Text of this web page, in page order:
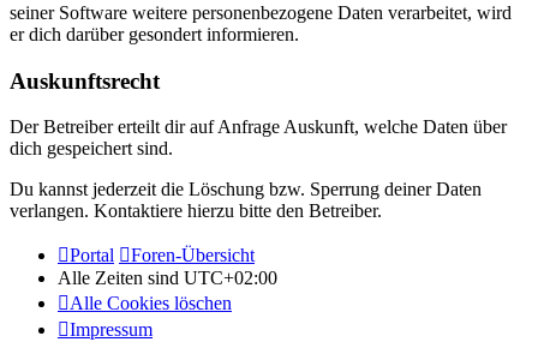
seiner Software weitere personenbezogene Daten verarbeitet, wird
er dich darüber gesondert informieren.
Auskunftsrecht
Der Betreiber erteilt dir auf Anfrage Auskunft, welche Daten über
dich gespeichert sind.
Du kannst jederzeit die Löschung bzw. Sperrung deiner Daten
verlangen. Kontaktiere hierzu bitte den Betreiber.
Portal
Foren-Übersicht
Alle Zeiten sind UTC+02:00
Alle Cookies löschen
Impressum